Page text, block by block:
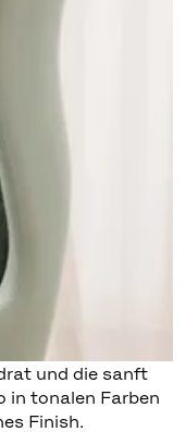
und die sanft
in tonalen Farben
Finish.